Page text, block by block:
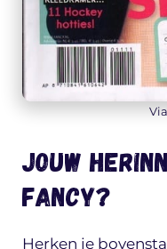
Jouw
Fancy?
Herken je